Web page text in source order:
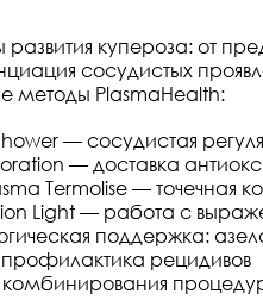
купероза: от
сосудистых
методы PlasmaHealth:
— сосудистая
— доставка
Termolise — точечная
Light — работа с
поддержка:
профилактика рецидивов